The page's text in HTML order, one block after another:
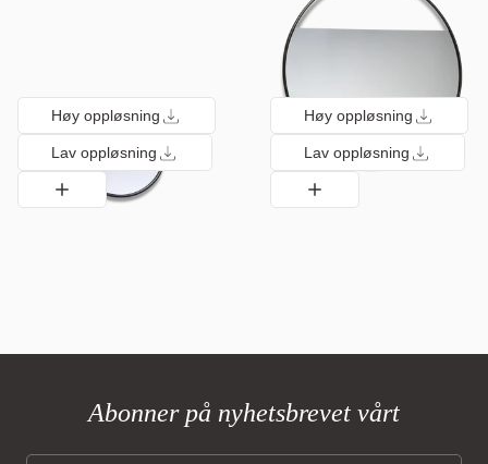
Høy oppløsning
Lav oppløsning
Høy oppløsning
Lav oppløsning
Abonner på nyhetsbrevet vårt